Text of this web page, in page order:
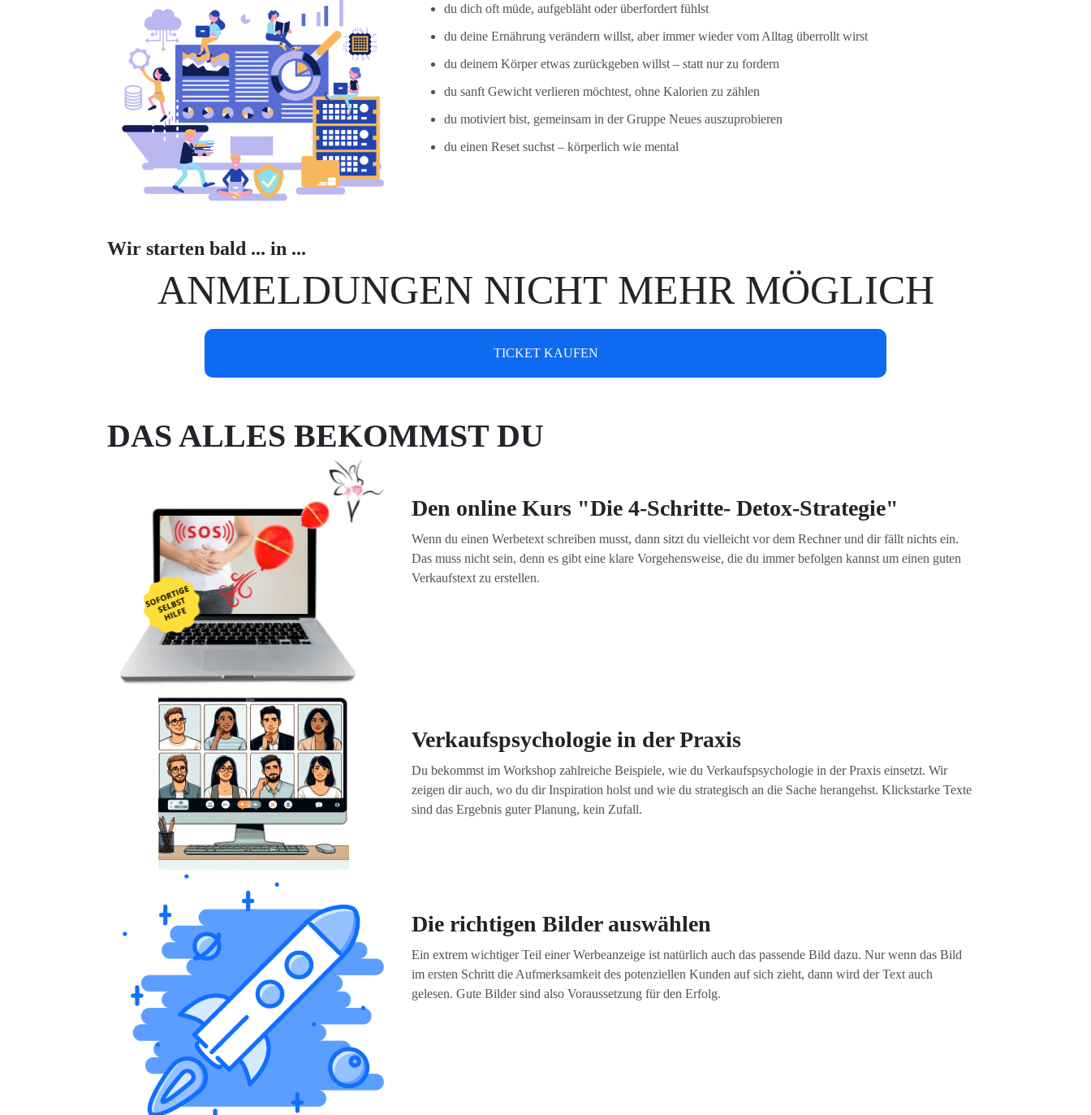
du dich oft müde, aufgebläht oder überfordert fühlst
du deine Ernährung verändern willst, aber immer wieder vom Alltag überrollt wirst
du deinem Körper etwas zurückgeben willst – statt nur zu fordern
du sanft Gewicht verlieren möchtest, ohne Kalorien zu zählen
du motiviert bist, gemeinsam in der Gruppe Neues auszuprobieren
du einen Reset suchst – körperlich wie mental
Wir starten bald ... in ...
ANMELDUNGEN NICHT MEHR MÖGLICH
TICKET KAUFEN
DAS ALLES BEKOMMST DU
Den online Kurs "Die 4-Schritte- Detox-Strategie"
Wenn du einen Werbetext schreiben musst, dann sitzt du vielleicht vor dem Rechner und dir fällt nichts ein.
Das muss nicht sein, denn es gibt eine klare Vorgehensweise, die du immer befolgen kannst um einen guten
Verkaufstext zu erstellen.
Verkaufspsychologie in der Praxis
Du bekommst im Workshop zahlreiche Beispiele, wie du Verkaufspsychologie in der Praxis einsetzt. Wir
zeigen dir auch, wo du dir Inspiration holst und wie du strategisch an die Sache herangehst. Klickstarke Texte
sind das Ergebnis guter Planung, kein Zufall.
Die richtigen Bilder auswählen
Ein extrem wichtiger Teil einer Werbeanzeige ist natürlich auch das passende Bild dazu. Nur wenn das Bild
im ersten Schritt die Aufmerksamkeit des potenziellen Kunden auf sich zieht, dann wird der Text auch
gelesen. Gute Bilder sind also Voraussetzung für den Erfolg.